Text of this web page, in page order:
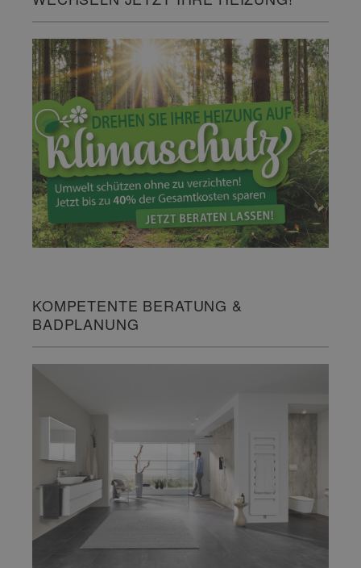
KOMPETENTE BERATUNG &
BADPLANUNG